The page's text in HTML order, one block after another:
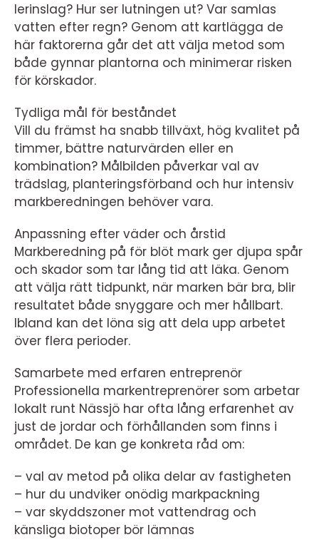
lerinslag? Hur ser lutningen ut? Var samlas
vatten efter regn? Genom att kartlägga de
här faktorerna går det att välja metod som
både gynnar plantorna och minimerar risken
för körskador.
Tydliga mål för beståndet
Vill du främst ha snabb tillväxt, hög kvalitet på
timmer, bättre naturvärden eller en
kombination? Målbilden påverkar val av
trädslag, planteringsförband och hur intensiv
markberedningen behöver vara.
Anpassning efter väder och årstid
Markberedning på för blöt mark ger djupa spår
och skador som tar lång tid att läka. Genom
att välja rätt tidpunkt, när marken bär bra, blir
resultatet både snyggare och mer hållbart.
Ibland kan det löna sig att dela upp arbetet
över flera perioder.
Samarbete med erfaren entreprenör
Professionella markentreprenörer som arbetar
lokalt runt Nässjö har ofta lång erfarenhet av
just de jordar och förhållanden som finns i
området. De kan ge konkreta råd om:
– val av metod på olika delar av fastigheten
– hur du undviker onödig markpackning
– var skyddszoner mot vattendrag och
känsliga biotoper bör lämnas